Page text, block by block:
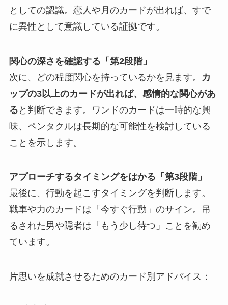
としての認識。恋人や月のカードが出れば、すで
に異性として意識している証拠です。
関心の深さを確認する「第2段階」
次に、どの程度関心を持っているかを見ます。
カ
ップの3以上のカードが出れば、感情的な関心があ
る と判断できます。ワンドのカードは一時的な興
味、ペンタクルは長期的な可能性を検討している
ことを示します。
アプローチするタイミングをはかる「第3段階」
最後に、行動を起こすタイミングを判断します。
戦車や力のカードは「今すぐ行動」のサイン。吊
るされた男や隠者は「もう少し待つ」ことを勧め
ています。
片思いを成就させるためのカード別アドバイス：